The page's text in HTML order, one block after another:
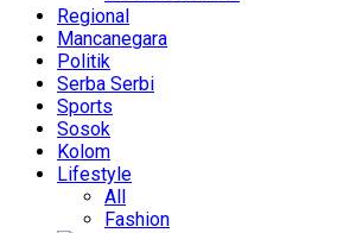
Regional
Mancanegara
Politik
Serba Serbi
Sports
Sosok
Kolom
Lifestyle
All
Fashion